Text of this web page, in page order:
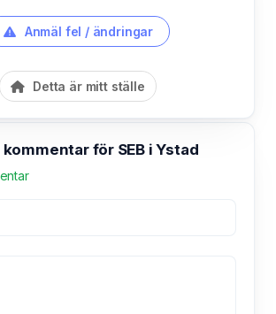
Anmäl fel / ändringar
Detta är mitt ställe
för SEB i Ystad